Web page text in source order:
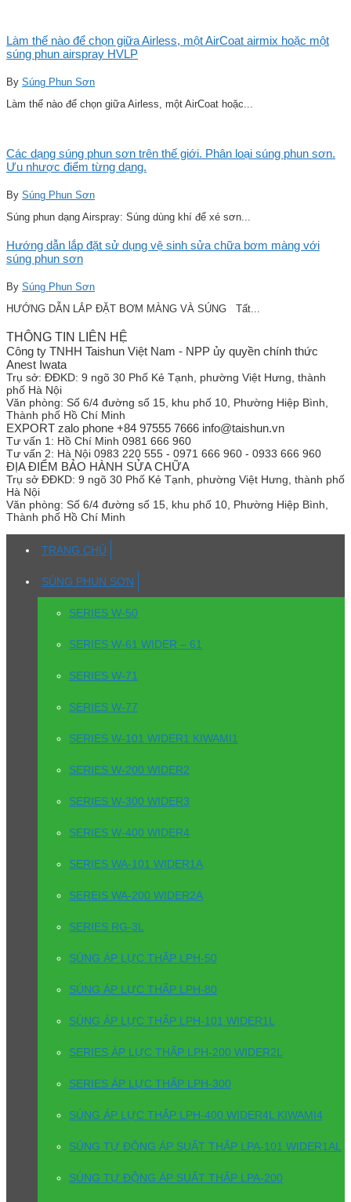
Làm thế nào để chọn giữa Airless, một AirCoat airmix hoặc một
súng phun airspray HVLP
By Súng Phun Sơn
Làm thế nào để chọn giữa Airless, một AirCoat hoặc...
Các dạng súng phun sơn trên thế giới. Phân loại súng phun sơn.
Ưu nhược điểm từng dạng.
By Súng Phun Sơn
Súng phun dạng Airspray: Súng dùng khí để xé sơn...
Hướng dẫn lắp đặt sử dụng vệ sinh sửa chữa bơm màng với
súng phun sơn
By Súng Phun Sơn
HƯỚNG DẪN LẮP ĐẶT BƠM MÀNG VÀ SÚNG Tất...
THÔNG TIN LIÊN HỆ
Công ty TNHH Taishun Việt Nam - NPP ủy quyền chính thức
Anest Iwata
Trụ sở: ĐĐKD: 9 ngõ 30 Phố Kẻ Tạnh, phường Việt Hưng, thành
phố Hà Nội
Văn phòng: Số 6/4 đường số 15, khu phố 10, Phường Hiệp Bình,
Thành phố Hồ Chí Minh
EXPORT zalo phone +84 97555 7666 info@taishun.vn
Tư vấn 1: Hồ Chí Minh 0981 666 960
Tư vấn 2: Hà Nội 0983 220 555 - 0971 666 960 - 0933 666 960
ĐỊA ĐIỂM BẢO HÀNH SỬA CHỮA
Trụ sở ĐĐKD: 9 ngõ 30 Phố Kẻ Tạnh, phường Việt Hưng, thành phố
Hà Nội
Văn phòng: Số 6/4 đường số 15, khu phố 10, Phường Hiệp Bình,
Thành phố Hồ Chí Minh
TRANG CHỦ
SÚNG PHUN SƠN
SERIES W-50
SERIES W-61 WIDER – 61
SERIES W-71
SERIES W-77
SERIES W-101 WIDER1 KIWAMI1
SERIES W-200 WIDER2
SERIES W-300 WIDER3
SERIES W-400 WIDER4
SERIES WA-101 WIDER1A
SEREIS WA-200 WIDER2A
SERIES RG-3L
SÚNG ÁP LỰC THẤP LPH-50
SÚNG ÁP LỰC THẤP LPH-80
SÚNG ÁP LỰC THẤP LPH-101 WIDER1L
SERIES ÁP LỰC THẤP LPH-200 WIDER2L
SERIES ÁP LỰC THẤP LPH-300
SÚNG ÁP LỰC THẤP LPH-400 WIDER4L KIWAMI4
SÚNG TỰ ĐỘNG ÁP SUẤT THẤP LPA-101 WIDER1AL
SÚNG TỰ ĐỘNG ÁP SUẤT THẤP LPA-200